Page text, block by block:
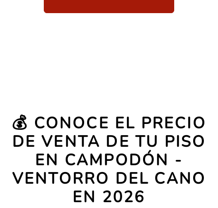
💰 CONOCE EL PRECIO
DE VENTA DE TU PISO
EN CAMPODÓN -
VENTORRO DEL CANO
EN 2026